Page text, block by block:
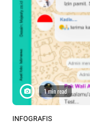
1 min read
INFOGRAFIS